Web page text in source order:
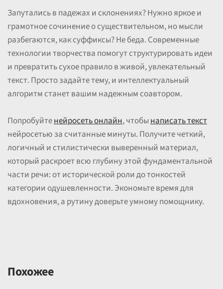
Запутались в падежах и склонениях? Нужно яркое и
грамотное сочинение о существительном, но мысли
разбегаются, как суффиксы? Не беда. Современные
технологии творчества помогут структурировать идеи
и превратить сухое правило в живой, увлекательный
текст. Просто задайте тему, и интеллектуальный
алгоритм станет вашим надежным соавтором.
Попробуйтенейросеть онлайн, чтобынаписать текст
нейросетью за считанные минуты. Получите четкий,
логичный и стилистически выверенный материал,
который раскроет всю глубину этой фундаментальной
части речи: от исторической роли до тонкостей
категории одушевленности. Экономьте время для
вдохновения, а рутину доверьте умному помощнику.
Похожее